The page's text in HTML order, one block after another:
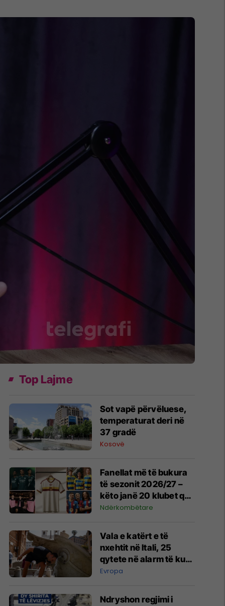
Top Lajme
Sot vapë përvëluese,
temperaturat deri në
37 gradë
Kosovë
Fanellat më të bukura
të sezonit 2026/27 –
këto janë 20 klubet që
spikatën me dizajnin e
Ndërkombëtare
Vala e katërt e të
nxehtit në Itali, 25
qytete në alarm të kuq
- probleme me
Evropa
Ndryshon regjimi i